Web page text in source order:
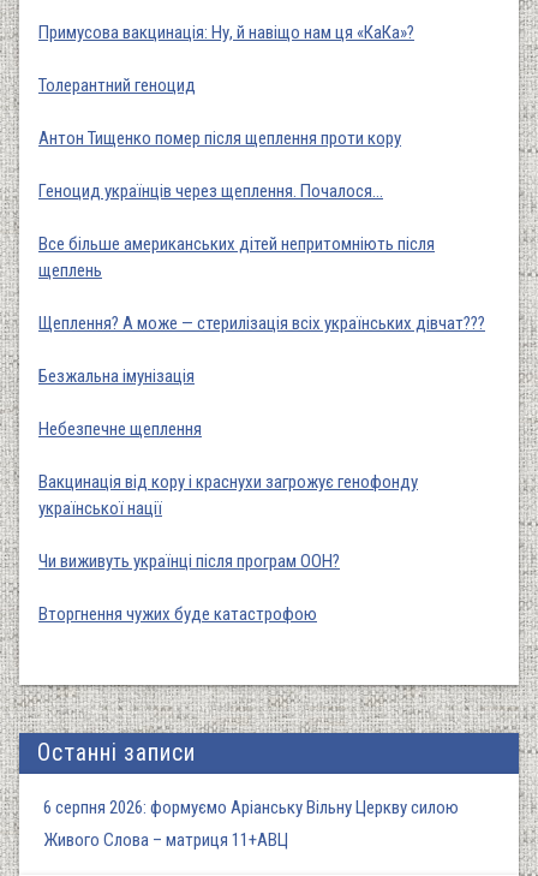
Примусова вакцинація: Ну, й навіщо нам ця «КаКа»?
Толерантний геноцид
Антон Тищенко помер після щеплення проти кору
Геноцид українців через щеплення. Почалося…
Все більше американських дітей непритомніють після
щеплень
Щеплення? А може — стерилізація всіх українських дівчат???
Безжальна імунізація
Небезпечне щеплення
Вакцинація від кору і краснухи загрожує генофонду
української нації
Чи виживуть українці після програм ООН?
Вторгнення чужих буде катастрофою
Останні записи
6 серпня 2026: формуємо Аріанську Вільну Церкву силою
Живого Слова – матриця 11+АВЦ